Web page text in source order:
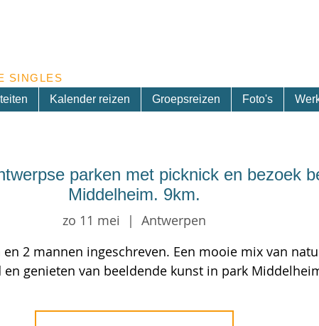
SINGLES
Kalender reizen Groepsreizen Foto's
parken met picknick en bezoek
Middelheim. 9km.
zo 11 mei
  |
Antwerpen
en 2 mannen ingeschreven. Een mooie mix van
en genieten van beeldende kunst in park